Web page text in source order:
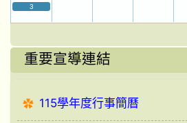
3
重要宣導連結
115學年度行事簡曆